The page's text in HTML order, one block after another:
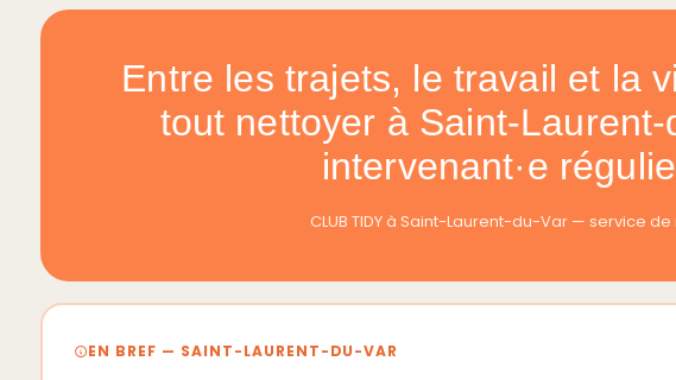
Entre les trajets, le travail et la
tout nettoyer à Saint-
intervenant·e
CLUB TIDY à Saint-Laurent-du-Var — service
EN BREF — SAINT-LAURENT-DU-VAR